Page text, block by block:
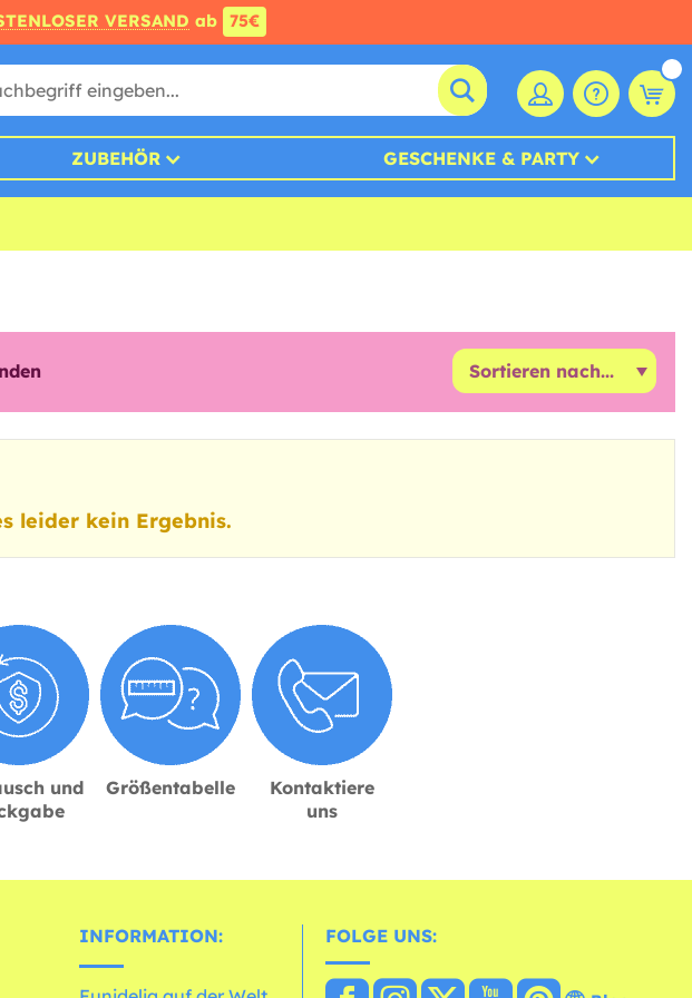
VERSAND ab 75€
ZUBEHÖR GESCHENKE & PARTY
leider kein Ergebnis.
und
Größentabelle
Kontaktiere
uns
INFORMATION: FOLGE UNS: